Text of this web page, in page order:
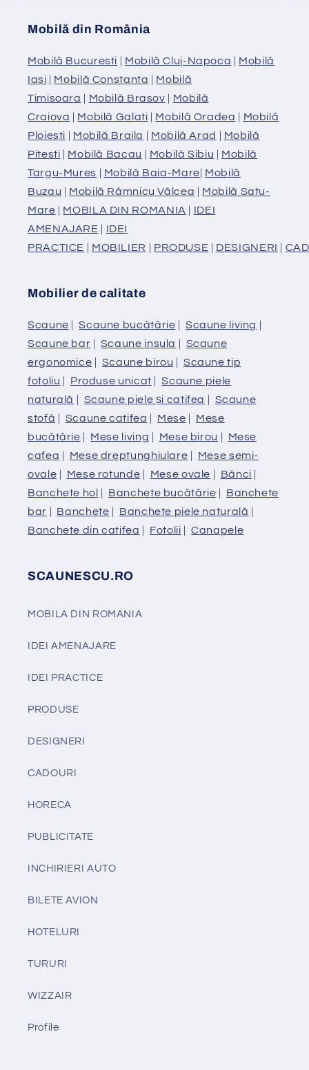
Mobilă din România
Mobilă Bucuresti | Mobilă Cluj-Napoca | Mobilă
Iasi | Mobilă Constanta | Mobilă
Timisoara | Mobilă Brasov | Mobilă
Craiova | Mobilă Galati | Mobilă Oradea | Mobilă
Ploiesti | Mobilă Braila | Mobilă Arad | Mobilă
Pitesti | Mobilă Bacau | Mobilă Sibiu | Mobilă
Targu-Mures | Mobilă Baia-Mare| Mobilă
Buzau | Mobilă Râmnicu Vâlcea | Mobilă Satu-
Mare | MOBILA DIN ROMANIA | IDEI
AMENAJARE | IDEI
PRACTICE | MOBILIER | PRODUSE | DESIGNERI |
Mobilier de calitate
Scaune |Scaune bucătărie | Scaune living |
Scaune bar | Scaune insula | Scaune
ergonomice | Scaune birou | Scaune tip
fotoliu | Produse unicat |Scaune piele
naturală | Scaune piele și catifea | Scaune
stofă | Scaune catifea | Mese | Mese
bucătărie | Mese living | Mese birou | Mese
cafea | Mese dreptunghiulare | Mese semi-
ovale | Mese rotunde | Mese ovale | Bănci |
Banchete hol | Banchete bucătărie | Banchete
bar | Banchete | Banchete piele naturală |
Banchete din catifea | Fotolii |Canapele
SCAUNESCU.RO
MOBILA DIN ROMANIA
IDEI AMENAJARE
IDEI PRACTICE
PRODUSE
DESIGNERI
CADOURI
HORECA
PUBLICITATE
INCHIRIERI AUTO
BILETE AVION
HOTELURI
TURURI
WIZZAIR
Profile